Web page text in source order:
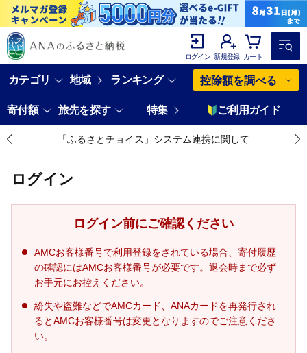
ログイン 新規登録 カート
カテゴリ 地域 ランキング 控除額を調べる
寄付額 旅先を探す 特集 ご利用ガイド
「ふるさとチョイス」システム連携に関して
ログイン
ログイン前にご確認ください
AMCお客様番号で利用登録をされている場合、寄付履歴
の確認にはAMCお客様番号が必要です。退会時まで必ず
お手元にお控えください。
紛失や盗難などでAMCカード、ANAカードを再発行され
るとAMCお客様番号は変更となりますのでご注意くださ
い。